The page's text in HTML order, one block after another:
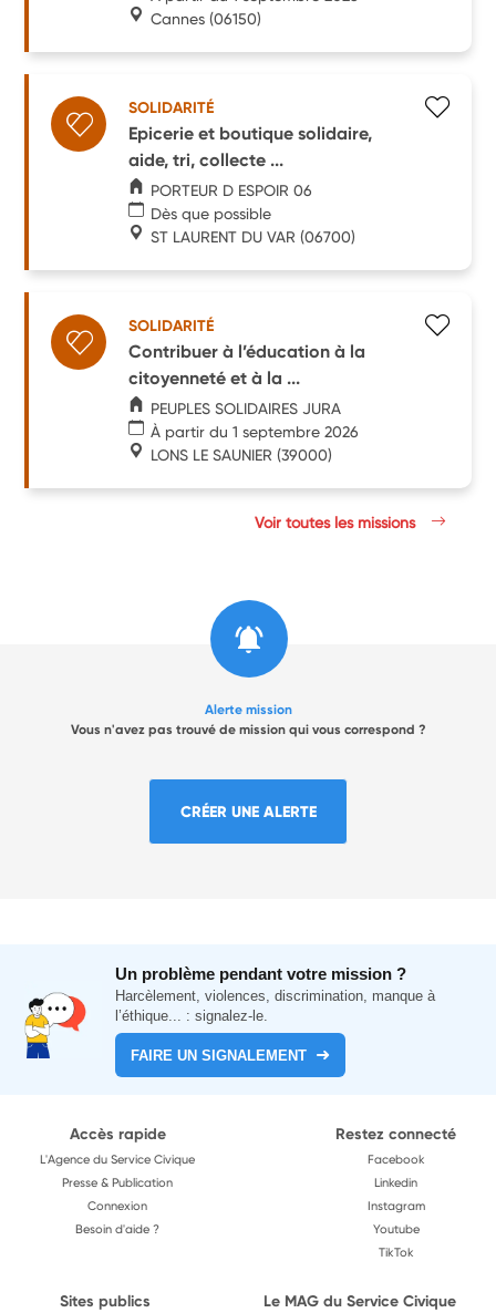
Cannes (06150)
SOLIDARITÉ
Epicerie et boutique solidaire,
aide, tri, collecte ...
PORTEUR D ESPOIR 06
Dès que possible
ST LAURENT DU VAR (06700)
SOLIDARITÉ
Contribuer à l’éducation à la
citoyenneté et à la ...
PEUPLES SOLIDAIRES JURA
À partir du 1 septembre 2026
LONS LE SAUNIER (39000)
Voir toutes les missions
Alerte mission
Vous n'avez pas trouvé de mission qui vous correspond ?
CRÉER UNE ALERTE
Un problème pendant votre mission ?
Harcèlement, violences, discrimination, manque à
l’éthique... : signalez-le.
FAIRE UN SIGNALEMENT
Accès rapide
L'Agence du Service Civique
Presse & Publication
Connexion
Besoin d'aide ?
Restez connecté
Facebook
Linkedin
Instagram
Youtube
TikTok
Sites publics Le MAG du Service Civique